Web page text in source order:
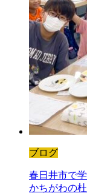
ブログ
春日井市で
かちがわの